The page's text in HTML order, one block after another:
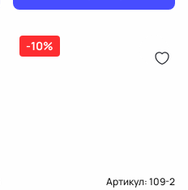
-10%
Артикул:109-2